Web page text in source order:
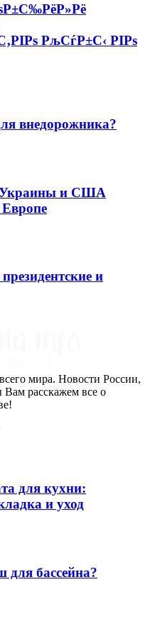
РљСѓР±С‹ РІРѕ
внедорожника?
Украины и США
Европе
и
мира. Новости России,
расскажем все о
для кухни:
и уход
для бассейна?